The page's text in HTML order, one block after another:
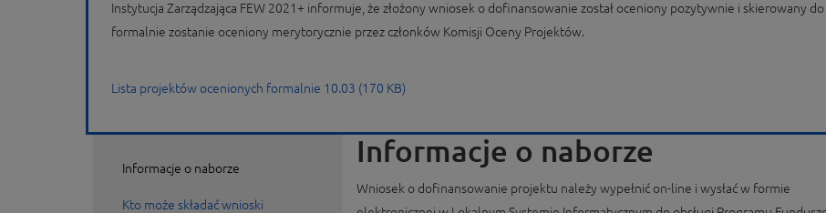
Instytucja Zarządzająca FEW 2021+ informuje, że złożony wniosek o dofinansowanie został oceniony pozytywnie i skierowany
formalnie zostanie oceniony merytorycznie przez członków Komisji Oceny Projektów.
Lista projektów ocenionych formalnie 10.03 (170 KB)
Informacje o naborze
Kto może składać wnioski
Informacje o naborze
Wniosek o dofinansowanie projektu należy wypełnić on-line i wysłać w formie